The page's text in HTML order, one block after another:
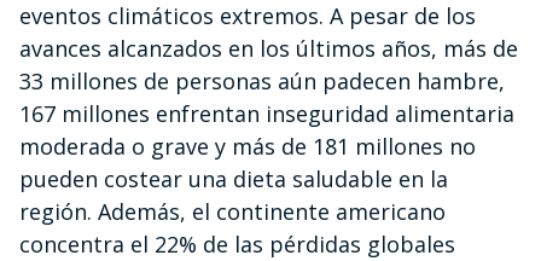
eventos climáticos extremos. A pesar de los
avances alcanzados en los últimos años, más de
33 millones de personas aún padecen hambre,
167 millones enfrentan inseguridad alimentaria
moderada o grave y más de 181 millones no
pueden costear una dieta saludable en la
región. Además, el continente americano
concentra el 22% de las pérdidas globales